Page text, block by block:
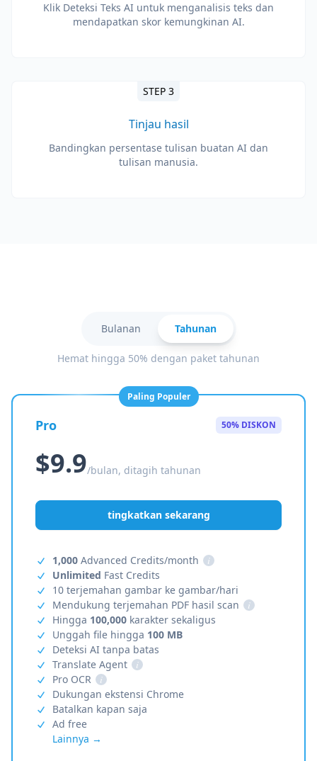
Klik Deteksi Teks AI untuk menganalisis teks dan
mendapatkan skor kemungkinan AI.
STEP 3
Tinjau hasil
Bandingkan persentase tulisan buatan AI dan
tulisan manusia.
Bulanan Tahunan
Hemat hingga 50% dengan paket tahunan
Paling Populer
Pro 50% DISKON
$9.9/bulan, ditagih tahunan
tingkatkan sekarang
1,000 Advanced Credits/month
i
Unlimited Fast Credits
10 terjemahan gambar ke gambar/hari
Mendukung terjemahan PDF hasil scan
i
Hingga 100,000 karakter sekaligus
Unggah file hingga 100 MB
Deteksi AI tanpa batas
Translate Agent
i
Pro OCR
i
Dukungan ekstensi Chrome
Batalkan kapan saja
Ad free
Lainnya →